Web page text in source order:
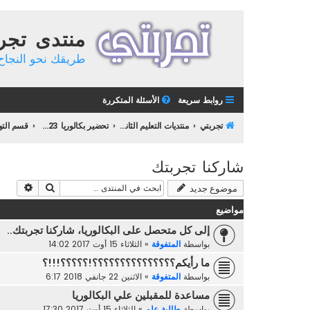
منتدى
طريقك نحو النجاح
روابط سريعة الأسئلة المتكررة
تجربتي منتديات التعليم الثانوي تحضير بكالوريا 2023
شاركنا تجربتك
موضوع جديد بحث
مواضيع
إلى كل متحصل على البكالوريا، شاركنا تجربتك..
بواسطة المتفوقة » الثلاثاء 15 أوت 2017 14:02
ما رأيكم؟؟؟؟؟؟؟؟؟؟؟؟؟؟؟!؟؟؟؟؟!!!؟
بواسطة المتفوقة » الاثنين 22 جانفي 2018 6:17
مساعدة للمقبلين علي البكالوريا